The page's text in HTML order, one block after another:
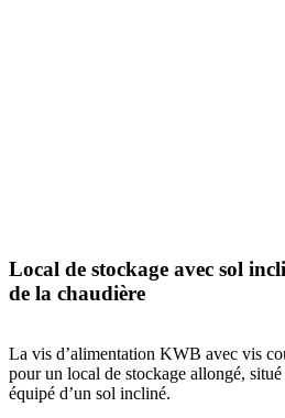
Local de stockage avec sol
de la chaudière
La vis d’alimentation KWB avec vis
pour un local de stockage allongé,
équipé d’un sol incliné.